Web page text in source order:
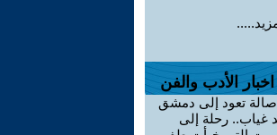
اخبار الأدب والفن
تعود إلى دمشق
غياب.. رحلة إلى